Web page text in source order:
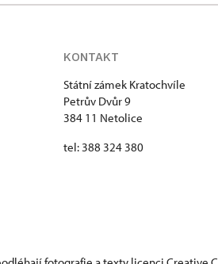
KONTAKT
Státní zámek Kratochvíle
Petrův Dvůr 9
384 11 Netolice
tel: 388 324 380